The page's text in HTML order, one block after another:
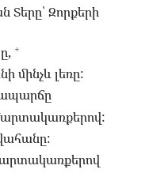
Տերը՝ Զորքերի
+
մինչև լեռը: